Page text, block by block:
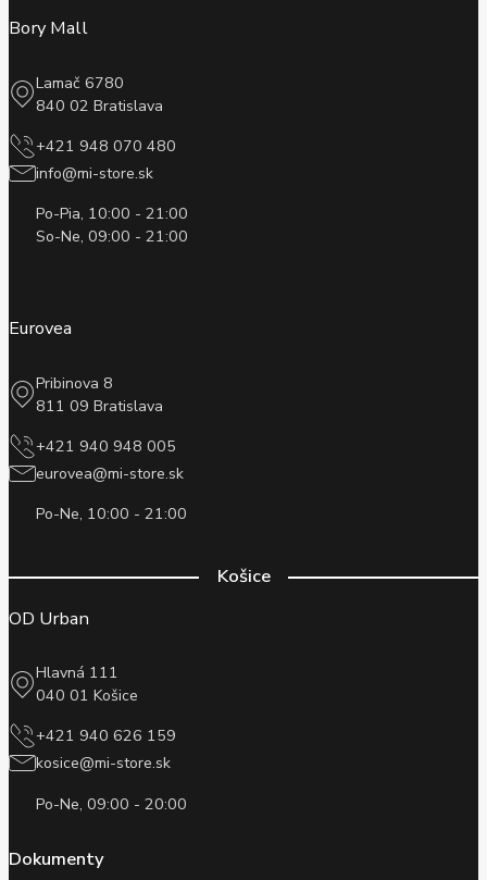
Bory Mall
Lamač 6780
840 02 Bratislava
+421 948 070 480
info@mi-store.sk
Po-Pia, 10:00 - 21:00
So-Ne, 09:00 - 21:00
Eurovea
Pribinova 8
811 09 Bratislava
+421 940 948 005
eurovea@mi-store.sk
Po-Ne, 10:00 - 21:00
Košice
OD Urban
Hlavná 111
040 01 Košice
+421 940 626 159
kosice@mi-store.sk
Po-Ne, 09:00 - 20:00
Dokumenty